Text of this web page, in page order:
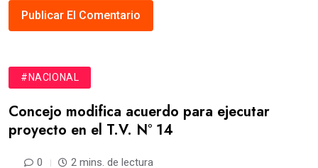
#NACIONAL
Concejo modifica acuerdo para ejecutar
proyecto en el T.V. N° 14
0 2 mins. de lectura